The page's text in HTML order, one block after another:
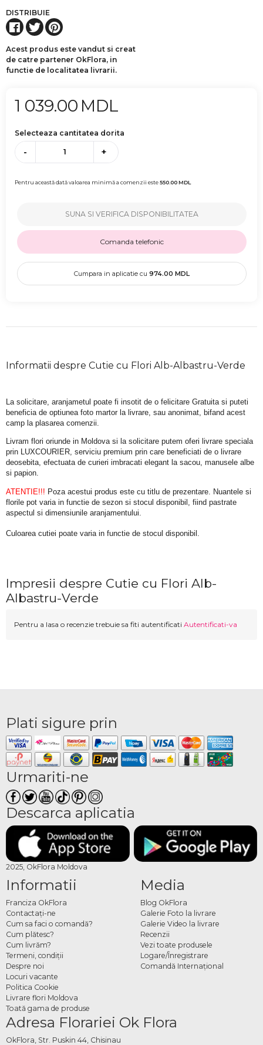
DISTRIBUIE
Acest produs este vandut si creat
de catre partener OkFlora, in
functie de localitatea livrarii.
1 039.00 MDL
Selecteaza cantitatea dorita
- +
Pentru această dată valoarea minimă a comenzii este550.00MDL
SUNA SI VERIFICA DISPONIBILITATEA
Comanda telefonic
Cumpara in aplicatie cu 974.00 MDL
Informatii despre Cutie cu Flori Alb-Albastru-Verde
La solicitare, aranjametul poate fi insotit de o felicitare Gratuita si puteti
beneficia de optiunea foto martor la livrare, sau anonimat, bifand acest
camp la plasarea comenzii.
Livram flori oriunde in Moldova si la solicitare putem oferi livrare speciala
prin LUXCOURIER, serviciu premium prin care beneficiati de o livrare
deosebita, efectuata de curieri imbracati elegant la sacou, manusele albe
si papion.
ATENTIE!!! Poza acestui produs este cu titlu de prezentare. Nuantele si
florile pot varia in functie de sezon si stocul disponibil, fiind pastrate
aspectul si dimensiunile aranjamentului.
Culoarea cutiei poate varia in functie de stocul disponibil.
Impresii despre Cutie cu Flori Alb-
Albastru-Verde
Pentru a lasa o recenzie trebuie sa fiti autentificati Autentificati-va
Plati sigure prin
Urmariti-ne
Descarca aplicatia
2025, OkFlora Moldova
Informatii
Franciza OkFlora
Contactaţi-ne
Cum sa faci o comandă?
Cum plătesc?
Cum livrăm?
Termeni, condiţii
Despre noi
Locuri vacante
Politica Cookie
Livrare flori Moldova
Toată gama de produse
Media
Blog OkFlora
Galerie Foto la livrare
Galerie Video la livrare
Recenzii
Vezi toate produsele
Logare/Înregistrare
Comandă Internațional
Adresa Florariei Ok Flora
OkFlora, Str. Puskin 44, Chisinau